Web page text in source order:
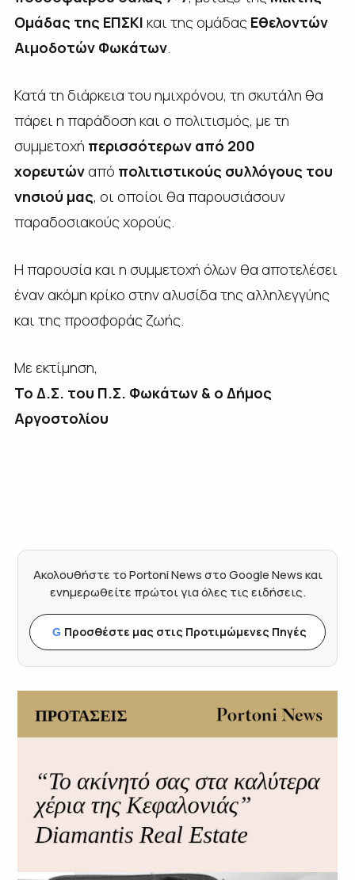
Ομάδας της ΕΠΣΚΙ και της ομάδας Εθελοντών
Αιμοδοτών Φωκάτων.
Κατά τη διάρκεια του ημιχρόνου, τη σκυτάλη θα
πάρει η παράδοση και ο πολιτισμός, με τη
συμμετοχή περισσότερων από 200
χορευτώναπό πολιτιστικούς συλλόγους του
νησιού μας, οι οποίοι θα παρουσιάσουν
παραδοσιακούς χορούς.
Η παρουσία και η συμμετοχή όλων θα αποτελέσει
έναν ακόμη κρίκο στην αλυσίδα της αλληλεγγύης
και της προσφοράς ζωής.
Με εκτίμηση,
Το Δ.Σ. του Π.Σ. Φωκάτων & ο Δήμος
Αργοστολίου
Ακολουθήστε το Portoni News στο Google News και
ενημερωθείτε πρώτοι για όλες τις ειδήσεις.
G Προσθέστε μας στις Προτιμώμενες Πηγές